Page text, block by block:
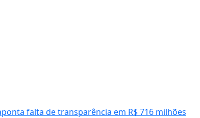
falta de transparência em R$ 716 milhões